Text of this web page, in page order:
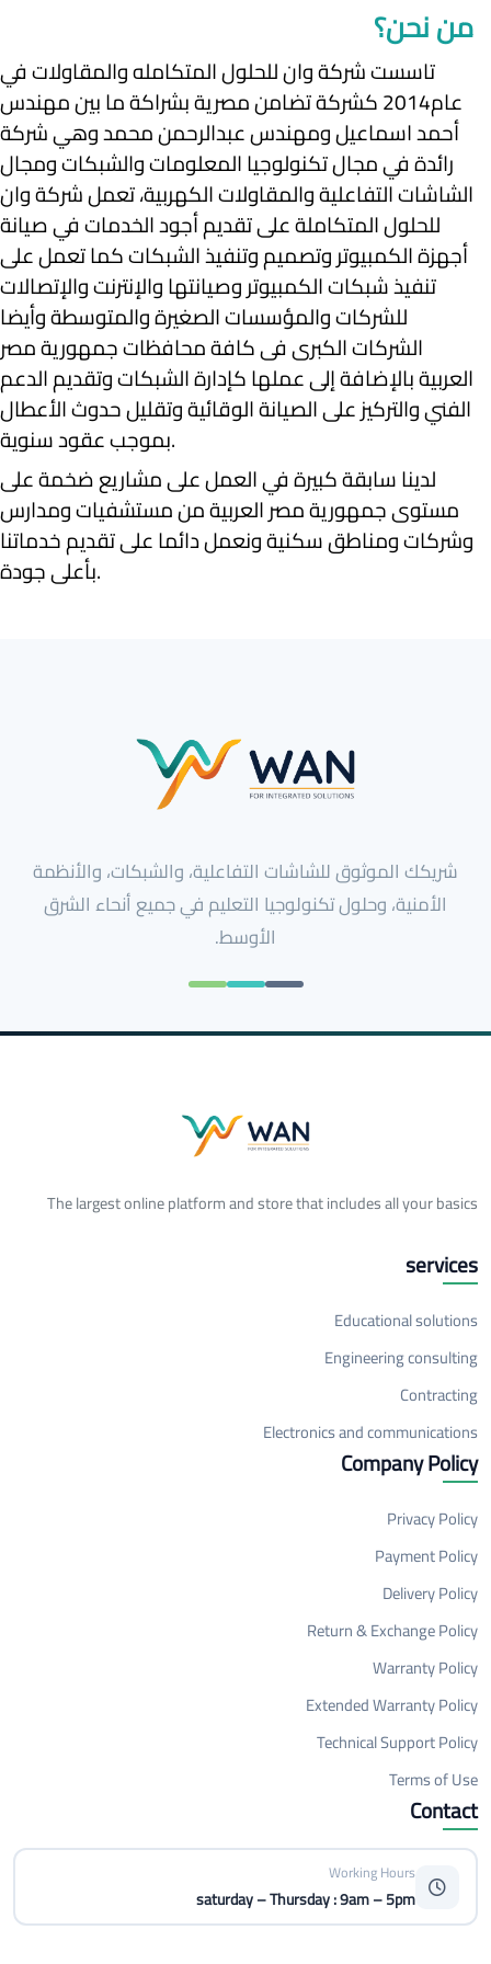
من نحن؟
تاسست شركة وان للحلول المتكامله والمقاولات في
عام2014 كشركة تضامن مصرية بشراكة ما بين مهندس
أحمد اسماعيل ومهندس عبدالرحمن محمد وهي شركة
رائدة في مجال تكنولوجيا المعلومات والشبكات ومجال
الشاشات التفاعلية والمقاولات الكهربية، تعمل شركة وان
للحلول المتكاملة على تقديم أجود الخدمات في صيانة
أجهزة الكمبيوتر وتصميم وتنفيذ الشبكات كما تعمل على
تنفيذ شبكات الكمبيوتر وصيانتها والإنترنت والإتصالات
للشركات والمؤسسات الصغيرة والمتوسطة وأيضا
الشركات الكبرى فى كافة محافظات جمهورية مصر
العربية بالإضافة إلى عملها كإدارة الشبكات وتقديم الدعم
الفني والتركيز على الصيانة الوقائية وتقليل حدوث الأعطال
بموجب عقود سنوية.
لدينا سابقة كبيرة في العمل على مشاريع ضخمة على
مستوى جمهورية مصر العربية من مستشفيات ومدارس
وشركات ومناطق سكنية ونعمل دائما على تقديم خدماتنا
بأعلى جودة.
شريكك الموثوق للشاشات التفاعلية، والشبكات، والأنظمة
الأمنية، وحلول تكنولوجيا التعليم في جميع أنحاء الشرق
الأوسط.
The largest online platform and store that includes all your basics
services
Educational solutions
Engineering consulting
Contracting
Electronics and communications
Company Policy
Privacy Policy
Payment Policy
Delivery Policy
Return & Exchange Policy
Warranty Policy
Extended Warranty Policy
Technical Support Policy
Terms of Use
Contact
Working Hours
saturday – Thursday : 9am – 5pm